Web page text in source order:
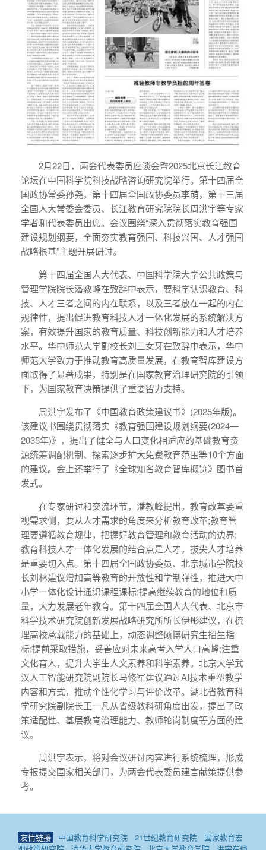
2月22日，两会代表委员座谈会暨2025北京长江教育
论坛在中国科学院科技战略咨询研究院举行。第十四届全
国政协常委孙尧，第十四届全国政协委员李萌，第十三届
全国人大常委会委员、长江教育研究院院长周洪宇等专家
学者和代表委员出席。会议围绕“深入贯彻落实教育强国
建设规划纲要，全面夯实教育强国、科技兴国、人才强国
战略根基”主题开展研讨。
第十四届全国人大代表、中国科学院大学公共政策与
管理学院院长潘教峰在致辞中表示，要科学认识教育、科
技、人才三者之间的内在联系，以及三者放在一起的内在
规律性，提出促进教育科技人才一体化发展的系统解决方
案，有效提升国家的教育质量、科技创新能力和人才培养
水平。华中师范大学副校长刘三女牙在致辞中表示，华中
师范大学致力于推动教育高质量发展，在教育智库建设方
面取得了显著成果，特别是在国家教育治理研究院的引领
下，为国家教育决策提供了重要智力支持。
周洪宇发布了《中国教育政策建议书》(2025年版)。
该建议书围绕贯彻落实《教育强国建设规划纲要(2024—
2035年)》，提出了健全与人口变化相适应的基础教育资
源统筹调配机制、探索逐步扩大免费教育范围等10个方面
的建议。会上还举行了《全球知名教育智库概览》图书首
发式。
在专家研讨和交流环节，潘教峰提出，教育改革要重
视需求侧，要从人才需求的角度来分析教育改革;教育管
理要遵循教育规律，把握好教育管理和教育活动的边界;
教育科技人才一体化发展的结合点是人才，拔尖人才培养
是重要切入点。第十四届全国政协委员、北京城市学院校
长刘林建议增加高等教育的开放性和学制弹性，推进大中
小学一体化设计通识课程课标;提高继续教育的地位和质
量，大力发展老年教育。第十四届全国人大代表、北京市
科学技术研究院创新发展战略研究所所长伊彤建议，在梳
理高校承载能力的基础上，动态调整硕博研究生招生指
标;提前采取措施，妥善应对未来高考入学人口高峰;注重
文化育人，提升大学生人文素养和科学素养。北京大学武
汉人工智能研究院副院长马修军建议通过AI技术重塑教学
内容和方式，推动个性化学习与评价改革。湖北省教育科
学研究院副院长王一凡从省级教科研角度出发，提出了政
策适配性、基层教育治理能力、教师轮岗制度等方面的建
议。
周洪宇表示，将对会议研讨内容进行系统梳理，形成
专报提交国家相关部门，为两会代表委员建言献策提供参
考。
友情链接 中国教育科学研究院 21世纪教育研究院
国家教育宏